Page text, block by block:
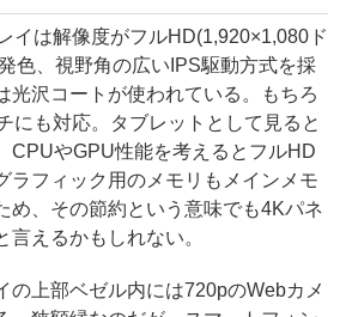
イは解像度がフルHD(1,920×1,080ド
色、視野角の広いIPS駆動方式を採
光沢コートが使われている。もちろ
にも対応。タブレットとして見ると
CPUやGPU性能を考えるとフルHD
ラフィック用のメモリもメインメモ
め、その節約という意味でも4Kパネ
言えるかもしれない。
上部ベゼル内には720pのWebカメ